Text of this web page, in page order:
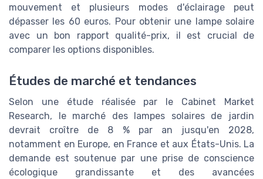
mouvement et plusieurs modes d'éclairage peut
dépasser les 60 euros. Pour obtenir une lampe solaire
avec un bon rapport qualité-prix, il est crucial de
comparer les options disponibles.
Études de marché et tendances
Selon une étude réalisée par le Cabinet Market
Research, le marché des lampes solaires de jardin
devrait croître de 8 % par an jusqu'en 2028,
notamment en Europe, en France et aux États-Unis. La
demande est soutenue par une prise de conscience
écologique grandissante et des avancées